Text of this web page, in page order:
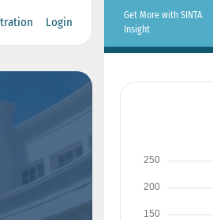
Login
Get More with SINTA
Insight